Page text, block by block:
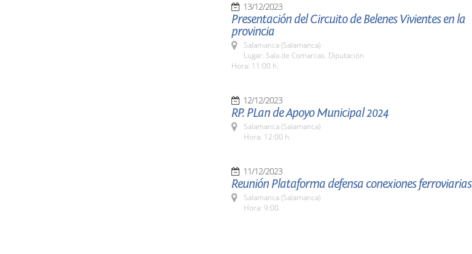
13/12/2023
Presentación del Circuito de Belenes Vivientes en la
provincia
Salamanca (Salamanca)
Lugar: Sala de Comarcas. Diputación
Hora: 11:00 h.
12/12/2023
RP. PLan de Apoyo Municipal 2024
Salamanca (Salamanca)
Hora: 12:00 h.
11/12/2023
Reunión Plataforma defensa conexiones ferroviarias
Salamanca (Salamanca)
Hora: 9:00